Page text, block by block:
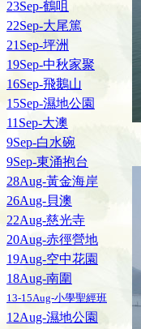
23Sep-鶴咀
22Sep-大尾篤
21Sep-坪洲
19Sep-中秋家聚
16Sep-飛鵝山
15Sep-濕地公園
11Sep-大澳
9Sep-白水碗
9Sep-東涌抱台
28Aug-黃金海岸
26Aug-貝澳
22Aug-慈光寺
20Aug-赤徑營地
19Aug-空中花園
18Aug-南圍
13-15Aug-小學聖經班
12Aug-濕地公園